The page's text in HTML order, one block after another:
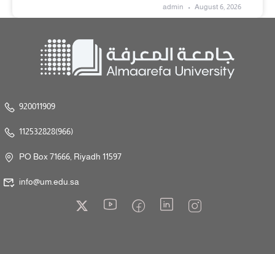
admin August 6, 2026
920011909
112532828(966)
PO Box 71666, Riyadh 11597
info@um.edu.sa